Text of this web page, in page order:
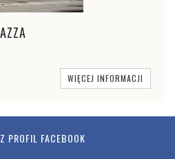
WIĘCEJ INFORMACJI
PROFIL FACEBOOK